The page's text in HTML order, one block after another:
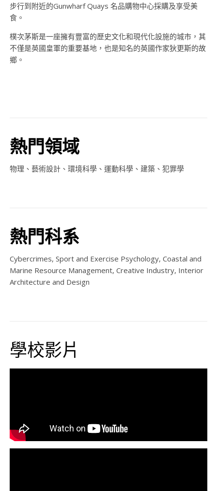
步行到附近的Gunwharf Quays 名品購物中心採購及享受美
食。
樸次茅斯是一座擁有豐富的歷史文化和現代化設施的城市，其
不僅是英國皇軍的重要基地，也是知名的英國作家狄更斯的故
鄉。
熱門領域
物理、藝術設計、環境科學、運動科學、建築、犯罪學
熱門科系
Cybercrimes, Sport and Exercise Psychology, Coastal and
Marine Resource Management, Creative Industry, Interior
Architecture and Design
學校影片